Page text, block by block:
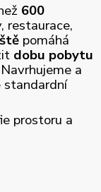
600
restaurace,
pomáhá
dobu pobytu
a
standardní
prostoru a